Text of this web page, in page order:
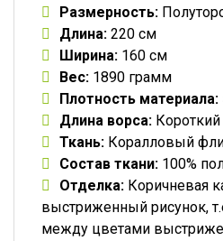
Размерность:
Длина: 220 см
Ширина: 160 см
Вес: 1890 грамм
Плотность материала:
Длина ворса: Короткий
Ткань: Коралловый
Состав ткани: 100%
Отделка: Коричневая
выстриженный рисунок,
между цветами